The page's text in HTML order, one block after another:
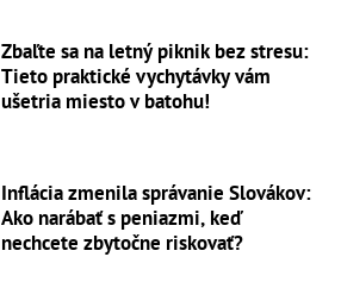
Zbaľte sa na letný piknik bez stresu:
Tieto praktické vychytávky vám
ušetria miesto v batohu!
Inflácia zmenila správanie Slovákov:
Ako narábať s peniazmi, keď
nechcete zbytočne riskovať?